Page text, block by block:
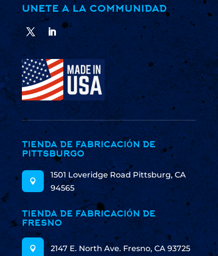
UNETE A LA COMMUNIDAD
TIENDA DE FABRICACIÓN DE
PITTSBURGO

1501 Loveridge Road Pittsburg, CA
94565
TIENDA DE FABRICACIÓN DE
FRESNO
 2147 E. North Ave. Fresno, CA 93725